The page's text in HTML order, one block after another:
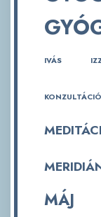
IVÁS
KONZULTÁCIÓ
MÁJ